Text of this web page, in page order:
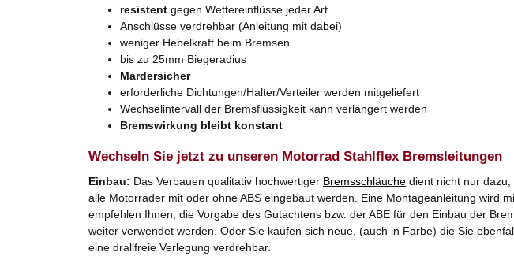
resistent gegen Wettereinflüsse jeder Art
Anschlüsse verdrehbar (Anleitung mit dabei)
weniger Hebelkraft beim Bremsen
bis zu 25mm Biegeradius
Mardersicher
erforderliche Dichtungen/Halter/Verteiler werden mitgeliefert
Wechselintervall der Bremsflüssigkeit kann verlängert werden
Bremswirkung bleibt konstant
Wechseln Sie jetzt zu unseren Motorrad Stahlflex Bremsleitungen
Einbau: Das Verbauen qualitativ hochwertiger Bremsschläuche dient nicht nur
alle Motorräder mit oder ohne ABS eingebaut werden. Eine Montageanleitung wird
empfehlen Ihnen, die Vorgabe des Gutachtens bzw. der ABE für den Einbau der
weiter verwendet werden. Oder Sie kaufen sich neue, (auch in Farbe) die Sie
eine drallfreie Verlegung verdrehbar.